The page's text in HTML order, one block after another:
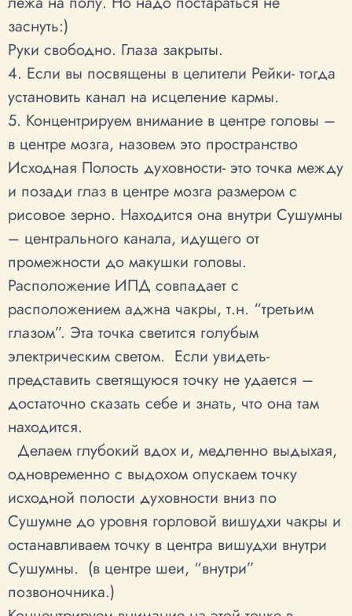
заснуть:)
Руки свободно. Глаза закрыты.
4. Если вы посвящены в целители Рейки- тогда
установить канал на исцеление кармы.
5. Концентрируем внимание в центре головы –
в центре мозга, назовем это пространство
Исходная Полость духовности- это точка между
и позади глаз в центре мозга размером с
рисовое зерно. Находится она внутри Сушумны
– центрального канала, идущего от
промежности до макушки головы.
Расположение ИПД совпадает с
расположением аджна чакры, т.н. “третьим
глазом”. Эта точка светится голубым
электрическим светом. Если увидеть-
представить светящуюся точку не удается –
достаточно сказать себе и знать, что она там
находится.
Делаем глубокий вдох и, медленно выдыхая,
одновременно с выдохом опускаем точку
исходной полости духовности вниз по
Сушумне до уровня горловой вишудхи чакры и
останавливаем точку в центра вишудхи внутри
Сушумны. (в центре шеи, “внутри”
позвоночника.)